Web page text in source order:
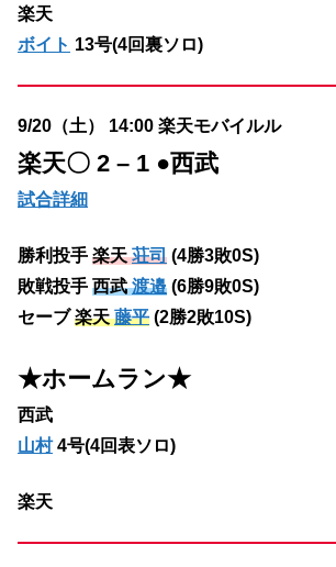
楽天
ボイト 13号(4回裏ソロ)
9/20（土） 14:00 楽天モバイルル
楽天〇 2 – 1 ●西武
試合詳細
勝利投手 楽天荘司 (4勝3敗0S)
敗戦投手 西武渡邉 (6勝9敗0S)
セーブ楽天藤平 (2勝2敗10S)
★ホームラン★
西武
山村4号(4回表ソロ)
楽天